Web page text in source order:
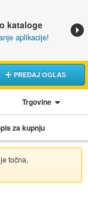
kataloge
aplikacije!
PREDAJ OGLAS
Trgovine
za kupnju
točna,